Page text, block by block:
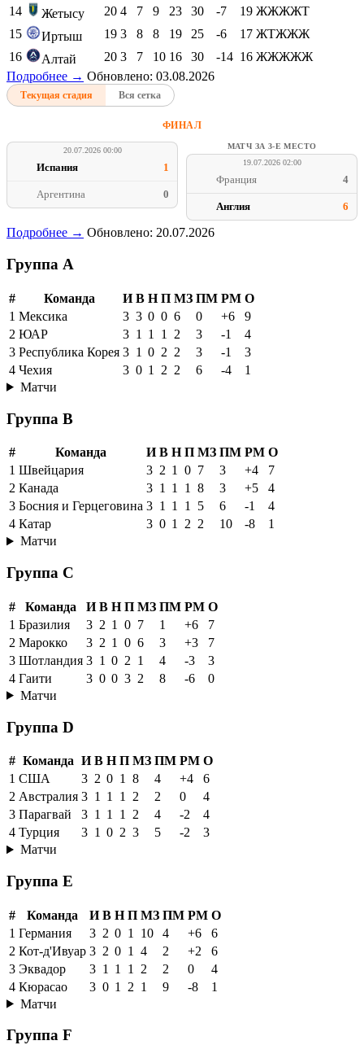
14
Жетысу 20 4 7 9 23 30 -7 19 ЖЖЖЖТ
15
Иртыш 19 3 8 8 19 25 -6 17 ЖТЖЖЖ
16
Алтай 20 3 7 10 16 30 -14 16 ЖЖЖЖЖ
Подробнее → Обновлено: 03.08.2026
Текущая стадия Вся сетка
ФИНАЛ
20.07.2026 00:00
Испания 1
Аргентина 0
МАТЧ ЗА 3-Е МЕСТО
19.07.2026 02:00
Франция 4
Англия 6
Подробнее → Обновлено: 20.07.2026
Группа A
# Команда И В Н П МЗ ПМ РМ О
1 Мексика 3 3 0 0 6 0 +6
9
2 ЮАР 3 1 1 1 2 3 -1
4
3 Республика Корея 3 1 0 2 2 3 -1
3
4 Чехия 3 0 1 2 2 6 -4
1
Матчи
Группа B
# Команда И В Н П МЗ ПМ РМ О
1 Швейцария 3 2 1 0 7 3 +4
7
2 Канада 3 1 1 1 8 3 +5
4
3 Босния и Герцеговина 3 1 1 1 5 6 -1
4
4 Катар 3 0 1 2 2 10 -8
1
Матчи
Группа C
# Команда И В Н П МЗ ПМ РМ О
1 Бразилия 3 2 1 0 7 1 +6
7
2 Марокко 3 2 1 0 6 3 +3
7
3 Шотландия 3 1 0 2 1 4 -3
3
4 Гаити 3 0 0 3 2 8 -6
0
Матчи
Группа D
# Команда И В Н П МЗ ПМ РМ О
1 США 3 2 0 1 8 4 +4
6
2 Австралия 3 1 1 1 2 2 0
4
3 Парагвай 3 1 1 1 2 4 -2
4
4 Турция 3 1 0 2 3 5 -2
3
Матчи
Группа E
# Команда И В Н П МЗ ПМ РМ О
1 Германия 3 2 0 1 10 4 +6
6
2 Кот-д'Ивуар 3 2 0 1 4 2 +2
6
3 Эквадор 3 1 1 1 2 2 0
4
4 Кюрасао 3 0 1 2 1 9 -8
1
Матчи
Группа F